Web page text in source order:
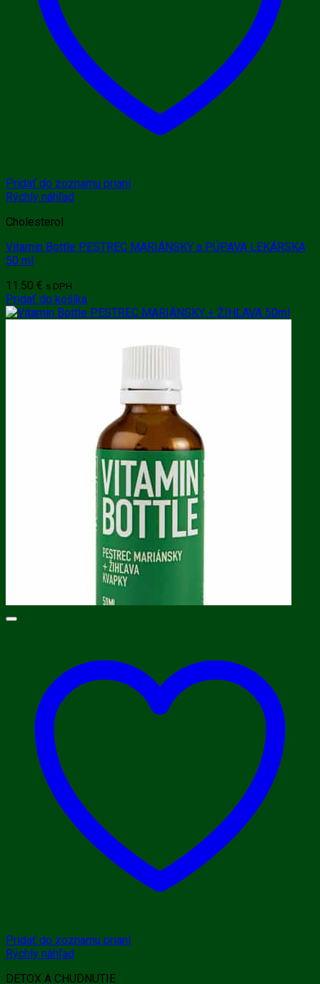
Pridať do zoznamu prianí
Rýchly náhľad
Cholesterol
Vitamin Bottle PESTREC MARIÁNSKY a PÚPAVA LEKÁRSKA
50 ml
11.50 € s DPH
Pridať do košíka
Pridať do zoznamu prianí
Rýchly náhľad
DETOX A CHUDNUTIE